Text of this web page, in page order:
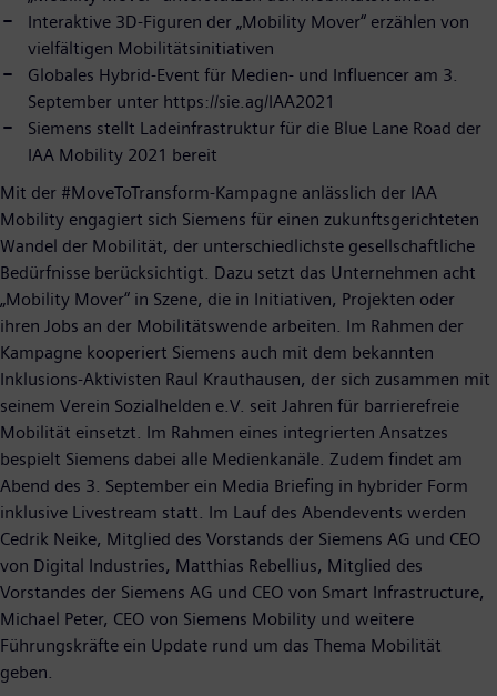
Interaktive 3D-Figuren der „Mobility Mover“ erzählen von
vielfältigen Mobilitätsinitiativen
Globales Hybrid-Event für Medien- und Influencer am 3.
September unter https://sie.ag/IAA2021
Siemens stellt Ladeinfrastruktur für die Blue Lane Road der
IAA Mobility 2021 bereit
Mit der #MoveToTransform-Kampagne anlässlich der IAA
Mobility engagiert sich Siemens für einen zukunftsgerichteten
Wandel der Mobilität, der unterschiedlichste gesellschaftliche
Bedürfnisse berücksichtigt. Dazu setzt das Unternehmen acht
„Mobility Mover“ in Szene, die in Initiativen, Projekten oder
ihren Jobs an der Mobilitätswende arbeiten. Im Rahmen der
Kampagne kooperiert Siemens auch mit dem bekannten
Inklusions-Aktivisten Raul Krauthausen, der sich zusammen mit
seinem Verein Sozialhelden e.V. seit Jahren für barrierefreie
Mobilität einsetzt. Im Rahmen eines integrierten Ansatzes
bespielt Siemens dabei alle Medienkanäle. Zudem findet am
Abend des 3. September ein Media Briefing in hybrider Form
inklusive Livestream statt. Im Lauf des Abendevents werden
Cedrik Neike, Mitglied des Vorstands der Siemens AG und CEO
von Digital Industries, Matthias Rebellius, Mitglied des
Vorstandes der Siemens AG und CEO von Smart Infrastructure,
Michael Peter, CEO von Siemens Mobility und weitere
Führungskräfte ein Update rund um das Thema Mobilität
geben.